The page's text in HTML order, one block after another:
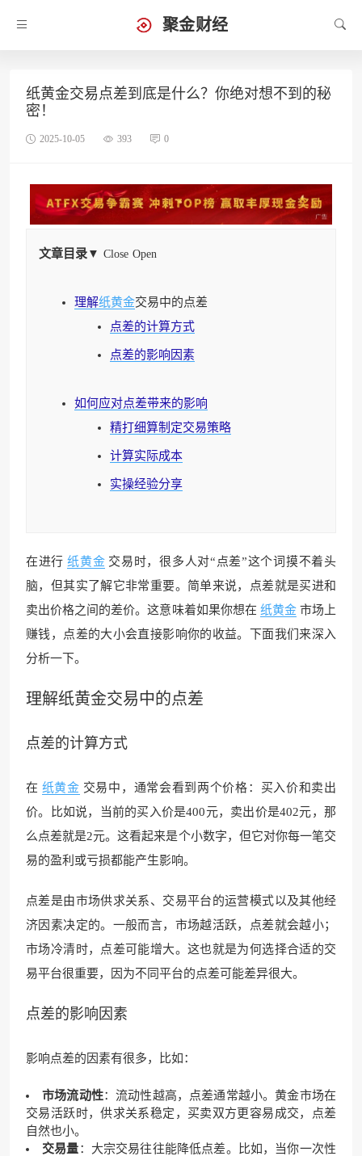
聚金财经
纸黄金交易点差到底是什么？你绝对想不到的秘
密！
2025-10-05 393 0
文章目录▼ Close Open
理解纸黄金交易中的点差
点差的计算方式
点差的影响因素
如何应对点差带来的影响
精打细算制定交易策略
计算实际成本
实操经验分享
在进行 纸黄金 交易时，很多人对“点差”这个词摸不着头
脑，但其实了解它非常重要。简单来说，点差就是买进和
卖出价格之间的差价。这意味着如果你想在 纸黄金 市场上
赚钱，点差的大小会直接影响你的收益。下面我们来深入
分析一下。
理解纸黄金交易中的点差
点差的计算方式
在 纸黄金 交易中，通常会看到两个价格：买入价和卖出
价。比如说，当前的买入价是400元，卖出价是402元，那
么点差就是2元。这看起来是个小数字，但它对你每一笔交
易的盈利或亏损都能产生影响。
点差是由市场供求关系、交易平台的运营模式以及其他经
济因素决定的。一般而言，市场越活跃，点差就会越小；
市场冷清时，点差可能增大。这也就是为何选择合适的交
易平台很重要，因为不同平台的点差可能差异很大。
点差的影响因素
影响点差的因素有很多，比如：
市场流动性：流动性越高，点差通常越小。黄金市场在
交易活跃时，供求关系稳定，买卖双方更容易成交，点差
自然也小。
交易量：大宗交易往往能降低点差。比如，当你一次性